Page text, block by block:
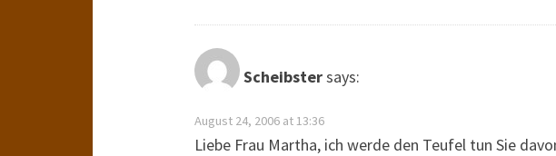
Scheibstersays:
August 24, 2006 at 13:36
Liebe Frau Martha, ich werde den Teufel tun Sie